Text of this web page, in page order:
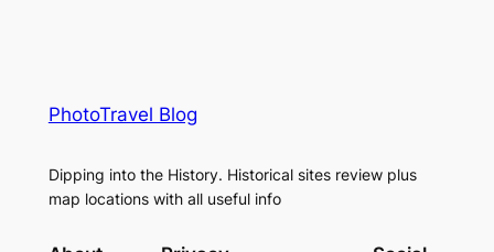
PhotoTravel Blog
Dipping into the History. Historical sites review plus
map locations with all useful info